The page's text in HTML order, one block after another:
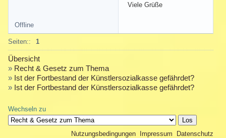
Viele Grüße
Offline
Seiten:: 1
Übersicht
» Recht & Gesetz zum Thema
» Ist der Fortbestand der Künstlersozialkasse gefährdet?
» Ist der Fortbestand der Künstlersozialkasse gefährdet?
Wechseln zu
Nutzungsbedingungen Impressum Datenschutz